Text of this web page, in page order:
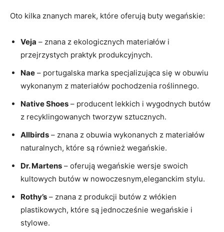
Oto kilka znanych marek, które oferują buty wegańskie:
Veja – znana z ekologicznych materiałów i
przejrzystych praktyk produkcyjnych.
Nae – portugalska marka specjalizująca się w obuwiu
wykonanym z materiałów pochodzenia roślinnego.
Native Shoes – producent lekkich i wygodnych butów
z recyklingowanych tworzyw sztucznych.
Allbirds – znana z obuwia wykonanych z materiałów
naturalnych, które są również wegańskie.
Dr. Martens – oferują wegańskie wersje swoich
kultowych butów w nowoczesnym,eleganckim stylu.
Rothy’s – znana z produkcji butów z włókien
plastikowych, które są jednocześnie wegańskie i
stylowe.